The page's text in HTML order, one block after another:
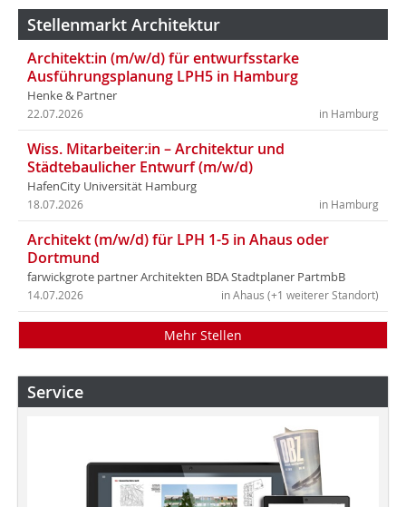
Stellenmarkt Architektur
Architekt:in (m/w/d) für entwurfsstarke
Ausführungsplanung LPH5 in Hamburg
Henke & Partner
in Hamburg
22.07.2026
Wiss. Mitarbeiter:in – Architektur und
Städtebaulicher Entwurf (m/w/d)
HafenCity Universität Hamburg
in Hamburg
18.07.2026
Architekt (m/w/d) für LPH 1-5 in Ahaus oder
Dortmund
farwickgrote partner Architekten BDA Stadtplaner PartmbB
in Ahaus (+1 weiterer Standort)
14.07.2026
Mehr Stellen
Service